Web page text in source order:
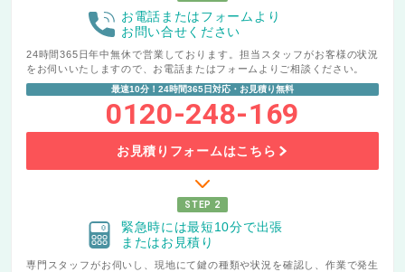
お電話またはフォームより
お問い合せください
24時間365日年中無休で営業しております。担当スタッフがお客様の状況
をお伺いいたしますので、お電話またはフォームよりご相談ください。
最速10分！24時間365日対応・お見積り無料
0120-248-169
お見積りフォームはこちら
STEP 2
緊急時には最短10分で出張
またはお見積り
専門スタッフがお伺いし、現地にて鍵の種類や状況を確認し、作業で発生